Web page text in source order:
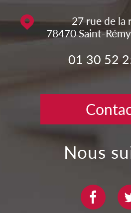
27 rue de la
78470 Saint-
01 30 52
nous